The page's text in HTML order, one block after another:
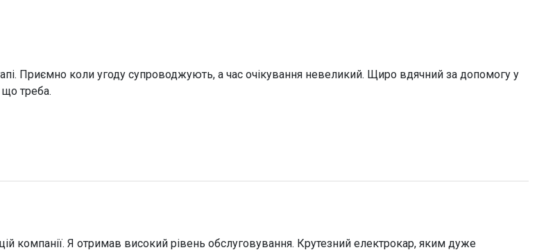
Приємно коли угоду супроводжують, а час очікування невеликий. Щиро вдячний за допомогу у
треба.
компанії. Я отримав високий рівень обслуговування. Крутезний електрокар, яким дуже